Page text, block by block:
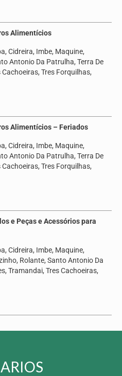
Alimentícios
Cidreira, Imbe, Maquine,
Antonio Da Patrulha, Terra De
Tres Forquilhas,
Alimentícios – Feriados
Cidreira, Imbe, Maquine,
Antonio Da Patrulha, Terra De
Tres Forquilhas,
e Peças e Acessórios para
Cidreira, Imbe, Maquine,
Rolante, Santo Antonio Da
Tramandai, Tres Cachoeiras,